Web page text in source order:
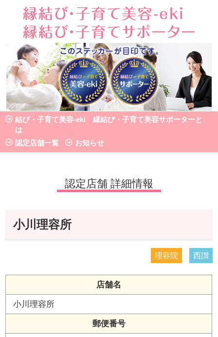
認定店舗 詳細情報
小川理容所
理容院 西讃
店舗名
小川理容所
郵便番号